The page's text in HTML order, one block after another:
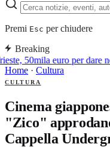
Premi Esc per chiudere
Breaking
50mila euro per dare
Home · Cultura
CULTURA
Cinema
"Zico"
Cappella